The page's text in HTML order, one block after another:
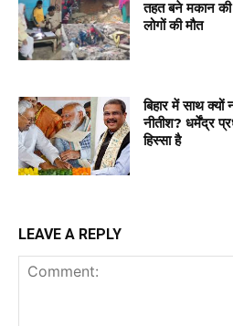
तहत बने मकान की
लोगों की मौत
बिहार में साथ
नीतीश? धर्मेंद्र
हिस्सा है
LEAVE A REPLY